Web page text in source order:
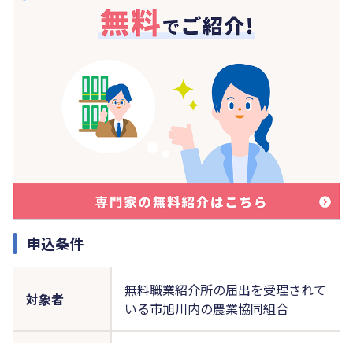
申込条件
対象者
無料職業紹介所の届出を受理されて
いる市旭川内の農業協同組合